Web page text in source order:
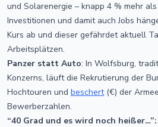
und Solarenergie – knapp 4 % mehr
Investitionen und damit auch Jobs
Kurs ab und dieser gefährdet aktuell
Arbeitsplätzen.
Panzer statt Auto: In Wolfsburg,
Konzerns, läuft die Rekrutierung der
Hochtouren und beschert(€) der
Bewerberzahlen.
“40 Grad und es wird noch heißer…”: